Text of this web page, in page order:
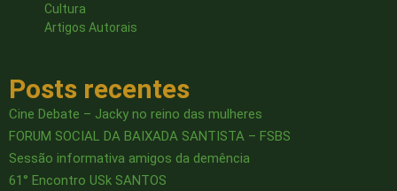
Cultura
Artigos Autorais
Posts recentes
Cine Debate – Jacky no reino das mulheres
FORUM SOCIAL DA BAIXADA SANTISTA – FSBS
Sessão informativa amigos da demência
61° Encontro USk SANTOS